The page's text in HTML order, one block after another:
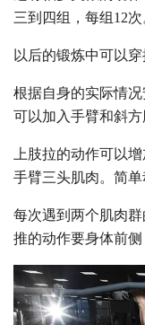
三到四组，每组12次
以后的锻炼中可以穿
根据自身的实际情
可以加入手臂和斜方
上肢拉的动作可以
手臂三头肌肉。简单
每次遇到两个肌肉群
推的动作要身体前侧